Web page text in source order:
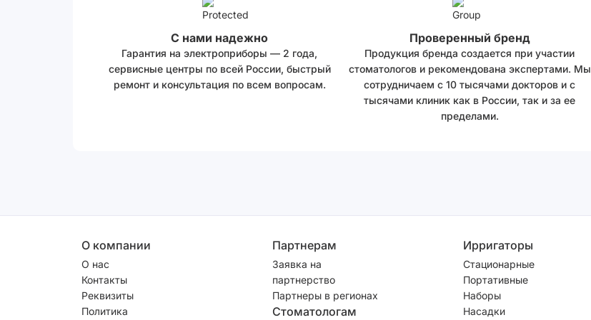
С нами надежно
Гарантия на электроприборы — 2 года,
сервисные центры по всей России, быстрый
ремонт и консультация по всем вопросам.
Проверенный бренд
Продукция бренда создается при участии
стоматологов и рекомендована экспертами. Мы
сотрудничаем с 10 тысячами докторов и с
тысячами клиник как в России, так и за ее
пределами.
О компании
О нас
Контакты
Реквизиты
Политика
Партнерам
Заявка на
партнерство
Партнеры в регионах
Стоматологам
Ирригаторы
Стационарные
Портативные
Наборы
Насадки